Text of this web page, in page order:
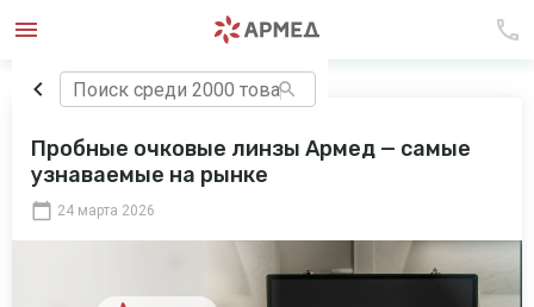
Пробные очковые линзы Армед — самые
узнаваемые на рынке
24 марта 2026